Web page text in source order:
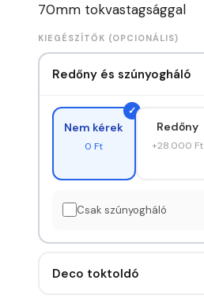
70mm tokvastagsággal
KIEGÉSZÍTŐK (OPCIONÁLIS)
Redőny és szúnyogháló
Nem kérek
0 Ft
Redőny
+28.000 Ft
Csak szúnyogháló
Deco toktoldó